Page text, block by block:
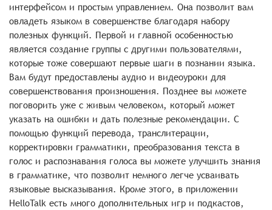
интерфейсом и простым управлением. Она позволит вам
овладеть языком в совершенстве благодаря набору
полезных функций. Первой и главной особенностью
является создание группы с другими пользователями,
которые тоже совершают первые шаги в познании языка.
Вам будут предоставлены аудио и видеоуроки для
совершенствования произношения. Позднее вы можете
поговорить уже с живым человеком, который может
указать на ошибки и дать полезные рекомендации. С
помощью функций перевода, транслитерации,
корректировки грамматики, преобразования текста в
голос и распознавания голоса вы можете улучшить знания
в грамматике, что позволит немного легче усваивать
языковые высказывания. Кроме этого, в приложении
HelloTalk есть много дополнительных игр и подкастов,